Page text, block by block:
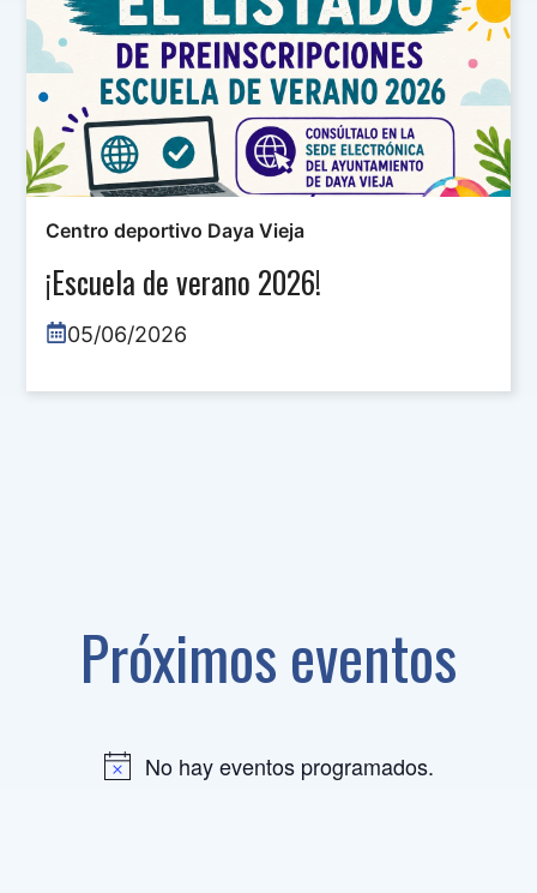
Centro deportivo Daya Vieja
¡Escuela de verano 2026!
05/06/2026
Próximos eventos
A
No hay eventos programados.